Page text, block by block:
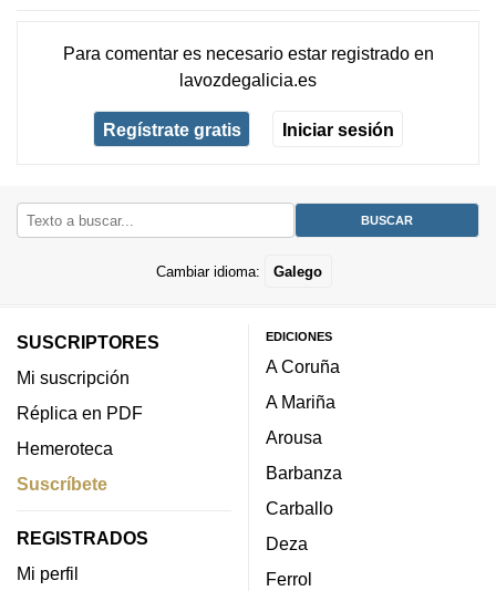
Para comentar es necesario estar registradoen
lavozdegalicia.es
Regístrate gratis Iniciar sesión
Cambiar idioma: Galego
SUSCRIPTORES
Mi suscripción
Réplica en PDF
Hemeroteca
Suscríbete
REGISTRADOS
Mi perfil
EDICIONES
A Coruña
A Mariña
Arousa
Barbanza
Carballo
Deza
Ferrol